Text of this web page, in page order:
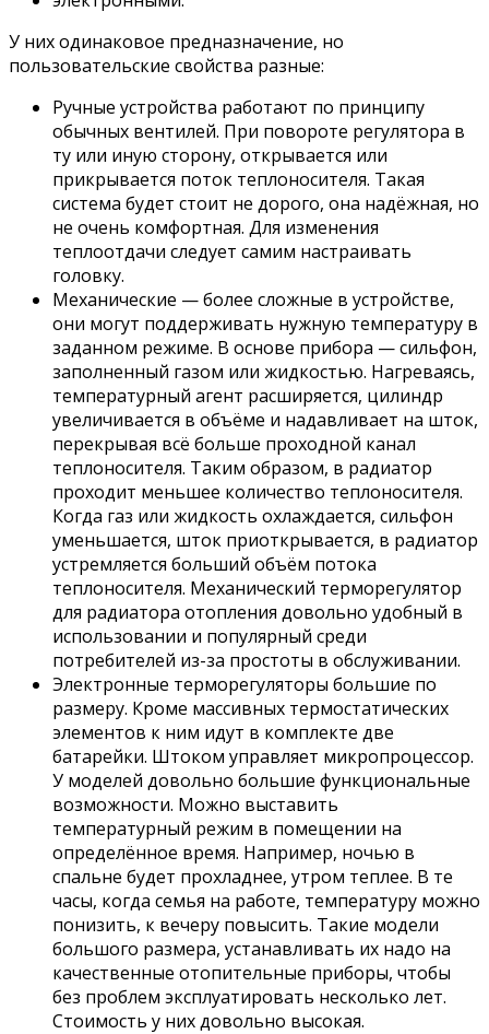
У них одинаковое предназначение, но
пользовательские свойства разные:
Ручные устройства работают по принципу
обычных вентилей. При повороте регулятора в
ту или иную сторону, открывается или
прикрывается поток теплоносителя. Такая
система будет стоит не дорого, она надёжная, но
не очень комфортная. Для изменения
теплоотдачи следует самим настраивать
головку.
Механические — более сложные в устройстве,
они могут поддерживать нужную температуру в
заданном режиме. В основе прибора — сильфон,
заполненный газом или жидкостью. Нагреваясь,
температурный агент расширяется, цилиндр
увеличивается в объёме и надавливает на шток,
перекрывая всё больше проходной канал
теплоносителя. Таким образом, в радиатор
проходит меньшее количество теплоносителя.
Когда газ или жидкость охлаждается, сильфон
уменьшается, шток приоткрывается, в радиатор
устремляется больший объём потока
теплоносителя. Механический терморегулятор
для радиатора отопления довольно удобный в
использовании и популярный среди
потребителей из-за простоты в обслуживании.
Электронные терморегуляторы большие по
размеру. Кроме массивных термостатических
элементов к ним идут в комплекте две
батарейки. Штоком управляет микропроцессор.
У моделей довольно большие функциональные
возможности. Можно выставить
температурный режим в помещении на
определённое время. Например, ночью в
спальне будет прохладнее, утром теплее. В те
часы, когда семья на работе, температуру можно
понизить, к вечеру повысить. Такие модели
большого размера, устанавливать их надо на
качественные отопительные приборы, чтобы
без проблем эксплуатировать несколько лет.
Стоимость у них довольно высокая.